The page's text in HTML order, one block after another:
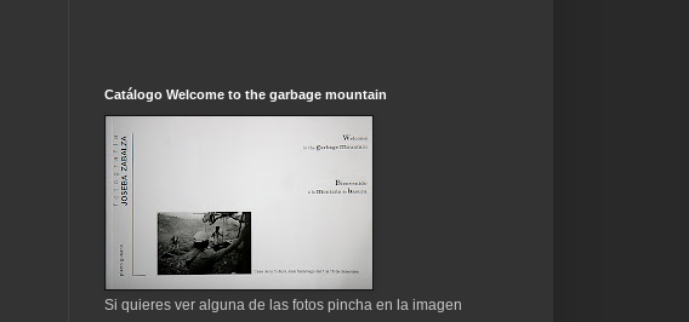
Catálogo Welcome to the garbage mountain
Si quieres ver alguna de las fotos pincha en la imagen